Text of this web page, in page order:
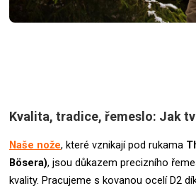
Kvalita, tradice, řemeslo: Jak
Naše nože, které vznikají pod rukama
Bösera), jsou důkazem precizního
kvality. Pracujeme s kovanou ocelí D2